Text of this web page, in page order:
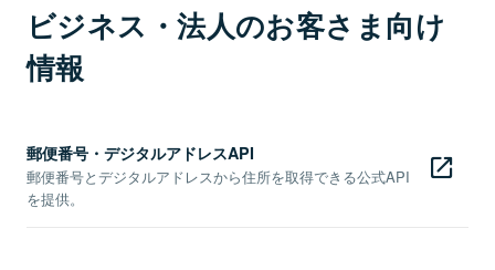
ビジネス・法人のお客さま向け
情報
郵便番号・デジタルアドレスAPI
郵便番号とデジタルアドレスから住所を取得できる公式API
を提供。